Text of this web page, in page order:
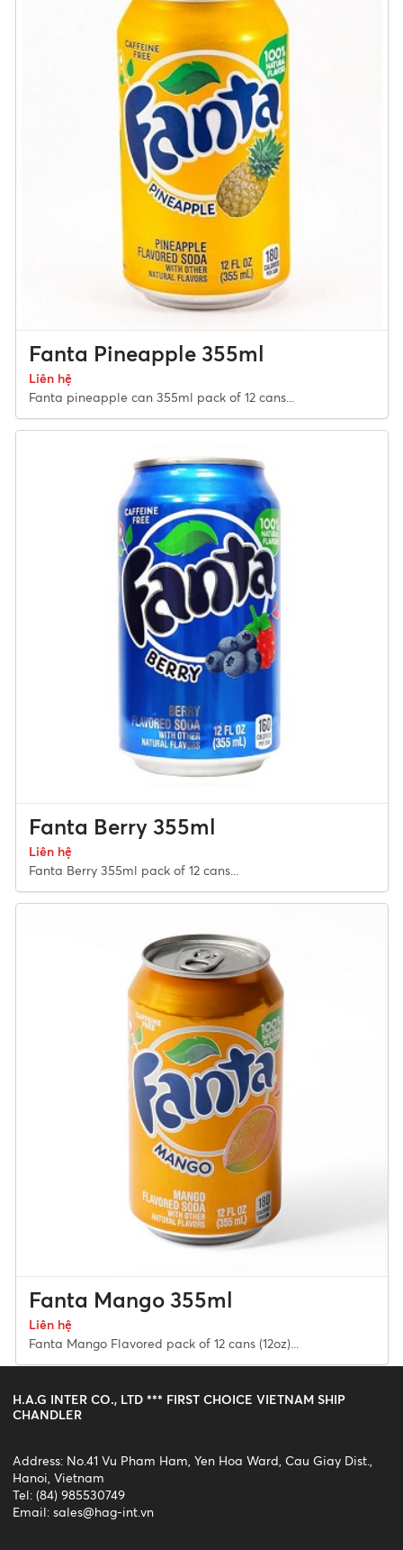
Fanta Pineapple 355ml
Liên hệ
Fanta pineapple can 355ml pack of 12 cans...
Fanta Berry 355ml
Liên hệ
Fanta Berry 355ml pack of 12 cans...
Fanta Mango 355ml
Liên hệ
Fanta Mango Flavored pack of 12 cans (12oz)...
H.A.G INTER CO., LTD *** FIRST CHOICE VIETNAM SHIP
CHANDLER
Address: No.41 Vu Pham Ham, Yen Hoa Ward, Cau Giay Dist.,
Hanoi, Vietnam
Tel: (84) 985530749
Email: sales@hag-int.vn